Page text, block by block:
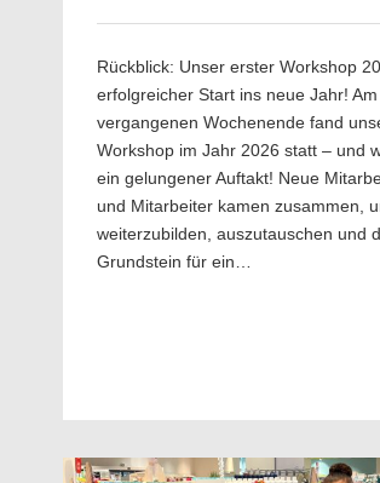
Rückblick: Unser erster Workshop
erfolgreicher Start ins neue Jahr! Am
vergangenen Wochenende fand
Workshop im Jahr 2026 statt – und
ein gelungener Auftakt! Neue
und Mitarbeiter kamen zusammen,
weiterzubilden, auszutauschen und
Grundstein für ein…